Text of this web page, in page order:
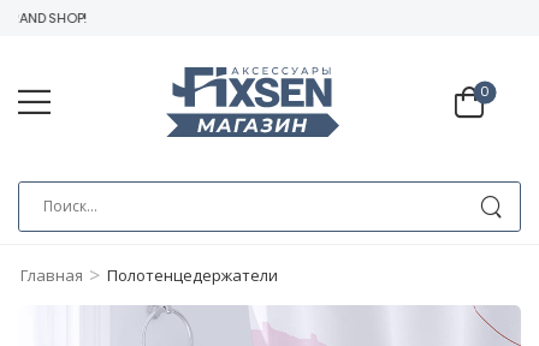
SHOP!
0
Главная > Полотенцедержатели